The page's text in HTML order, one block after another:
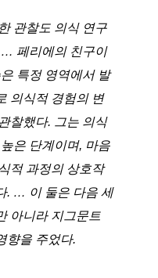
관찰도 의식 연구
… 페리에의 친구이
특정 영역에서 발
의식적 경험의 변
찰했다. 그는 의식
은 단계이며, 마음
적 과정의 상호작
. … 이 둘은 다음 세
아니라 지그문트
향을 주었다.